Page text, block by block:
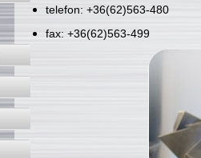
telefon: +36(62)563-480
fax: +36(62)563-499